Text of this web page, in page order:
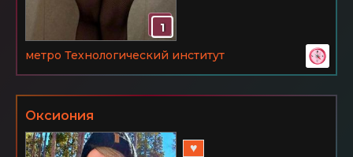
1
метро Технологический институт
Оксиония
♥